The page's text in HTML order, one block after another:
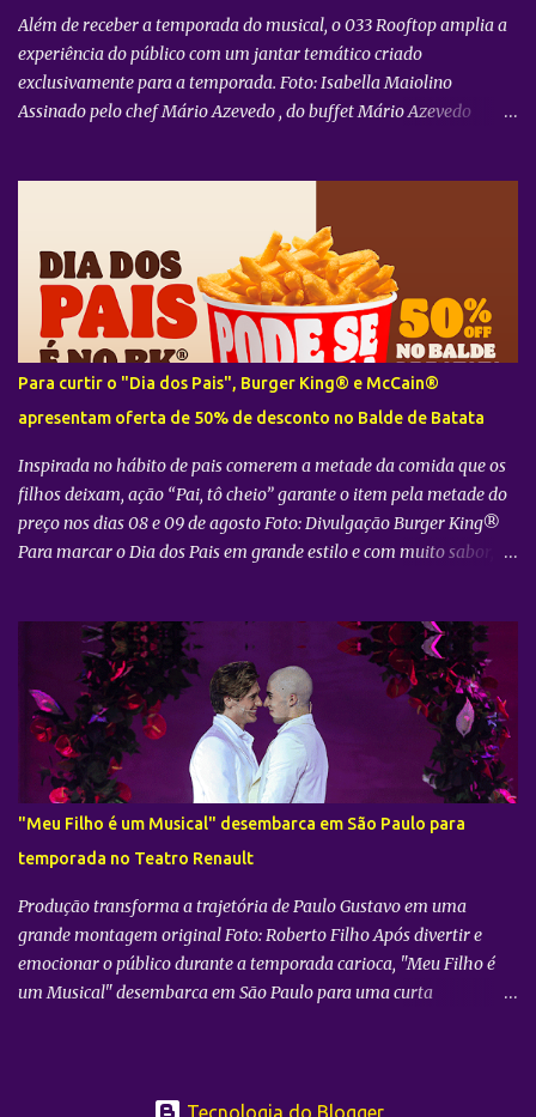
Além de receber a temporada do musical, o 033 Rooftop amplia a
experiência do público com um jantar temático criado
exclusivamente para a temporada. Foto: Isabella Maiolino
Assinado pelo chef Mário Azevedo , do buffet Mário Azevedo
no interior da França durante a década de 1950. A proposta reforça
um dos diferenciais do 033 Rooftop , que alia grandes produções
teatrais a experiências gastronômicas exclusivas, concebidas
especialmente para cada montagem. Para 7 Mulheres e Um
Mistério , o chef reuniu clássicos da cozinha francesa em quatro
opções de menu. Entre os destaques estão Boeuf Bourguignon com
Aligot, Quiche Lorraine, tábua de charcutaria e queijos franceses,
além de versões vegetarianas e veganas, acompanhadas por vinho
francês e sobremesas tradicionais, como Cre...
Para curtir o "Dia dos Pais", Burger King® e McCain®
apresentam oferta de 50% de desconto no Balde de Batata
Inspirada no hábito de pais comerem a metade da comida que os
filhos deixam, ação “Pai, tô cheio” garante o item pela metade do
preço nos dias 08 e 09 de agosto Foto: Divulgação Burger King®
Para marcar o Dia dos Pais em grande estilo e com muito sabor, o
lado de quem mais importa. Sob o mote "Pai, tô cheio" , a
campanha parte de uma situação muito comum no dia a dia das
famílias: o hábito dos pais de passarem a vida comendo o que
sobra dos pedidos de seus filhos. Para inverter esse jogo, nos dias
08 e 09 de agosto , já que os pais frequentemente consomem a
metade, eles também pagarão metade do preço no Balde de
Batata. “Momentos especiais pedem celebração e diversão. Por
isso, nosso objetivo é deixar esse encontro ainda mais gostoso,
oferecendo uma batata no padrão do BK®, crocante e saborosa,
para que pais e filhos a...
"Meu Filho é um Musical" desembarca em São Paulo para
temporada no Teatro Renault
Produção transforma a trajetória de Paulo Gustavo em uma
grande montagem original Foto: Roberto Filho Após divertir e
emocionar o público durante a temporada carioca, "Meu Filho é
um Musical" desembarca em São Paulo para uma curta
Guanabara, o espetáculo está com ingressos à venda pela Tickets
Tecnologia do Blogger